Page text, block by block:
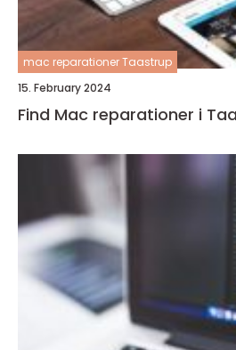
mac reparationer Taastrup
15. February 2024
Find Mac reparationer i